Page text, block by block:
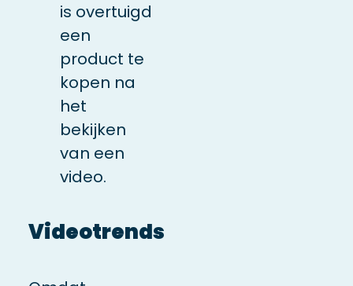
is overtuigd
een
product te
kopen na
het
bekijken
van een
video.
Videotrends